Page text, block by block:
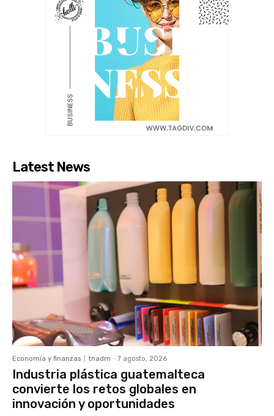
Latest News
Economía y finanzas tnadm - 7 agosto, 2026
Industria plástica guatemalteca
convierte los retos globales en
innovación y oportunidades